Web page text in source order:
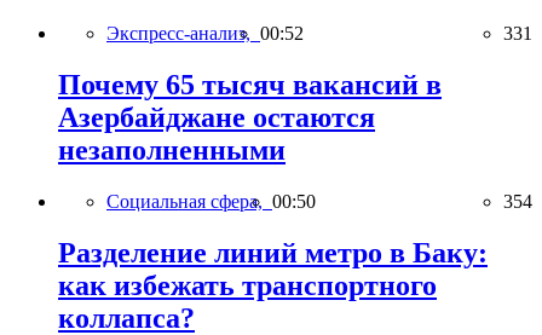
Экспресс-анализ, 00:52 331
Почему 65 тысяч вакансий в
Азербайджане остаются
незаполненными
Социальная сфера, 00:50 354
Разделение линий метро в Баку:
как избежать транспортного
коллапса?